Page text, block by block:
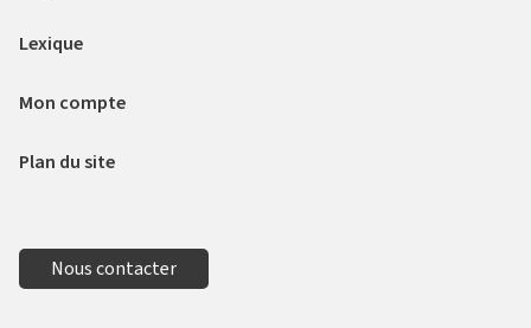
Lexique
Mon compte
Plan du site
Nous contacter